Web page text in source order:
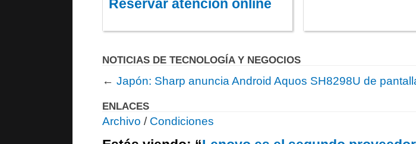
Reservar atención online
NOTICIAS DE TECNOLOGÍA Y NEGOCIOS
← Japón: Sharp anuncia Android Aquos SH8298U de
ENLACES
Archivo / Condiciones